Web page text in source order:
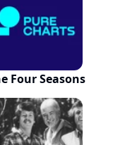
Four Seasons